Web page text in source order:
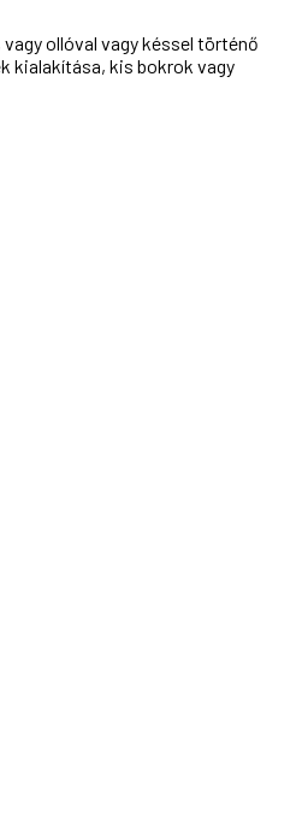
ollóval vagy késsel történő
kialakítása, kis bokrok vagy